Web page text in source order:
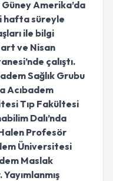
Amerika’da
hafta süreyle
ile bilgi
ve Nisan
çalıştı.
Sağlık Grubu
Acıbadem
Tıp Fakültesi
Dalı’nda
Profesör
Üniversitesi
Maslak